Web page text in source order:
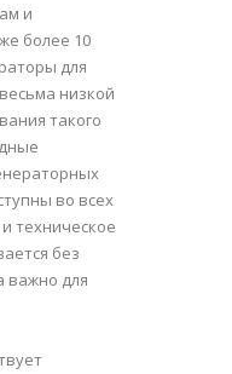
и
более 10
для
низкой
такого
во всех
техническое
без
важно для